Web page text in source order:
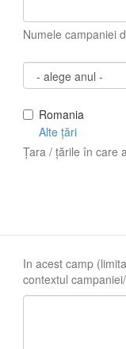
Numele campaniei
Romania
Alte țări
Țara / țările în care
In acest camp
contextul